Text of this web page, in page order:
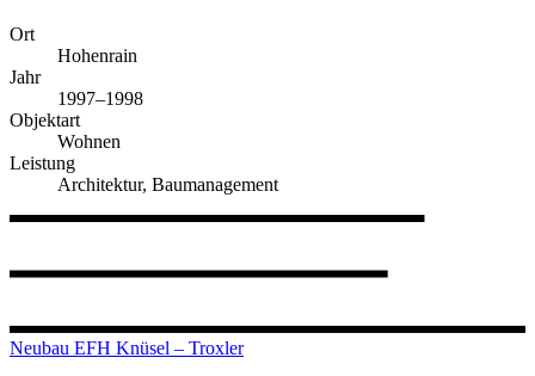
Ort
Hohenrain
Jahr
1997–1998
Objektart
Wohnen
Leistung
Architektur, Baumanagement
Neubau EFH Knüsel – Troxler